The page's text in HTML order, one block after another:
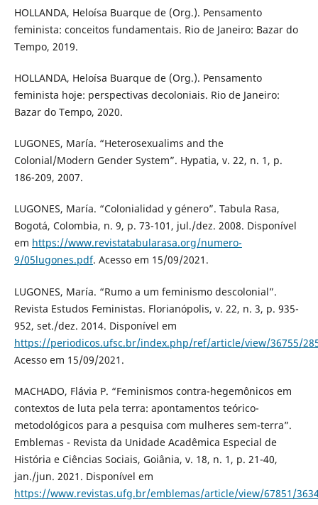
HOLLANDA, Heloísa Buarque de (Org.). Pensamento
feminista: conceitos fundamentais. Rio de Janeiro: Bazar do
Tempo, 2019.
HOLLANDA, Heloísa Buarque de (Org.). Pensamento
feminista hoje: perspectivas decoloniais. Rio de Janeiro:
Bazar do Tempo, 2020.
LUGONES, María. “Heterosexualims and the
Colonial/Modern Gender System”. Hypatia, v. 22, n. 1, p.
186-209, 2007.
LUGONES, María. “Colonialidad y género”. Tabula Rasa,
Bogotá, Colombia, n. 9, p. 73-101, jul./dez. 2008. Disponível
em https://www.revistatabularasa.org/numero-
9/05lugones.pdf. Acesso em 15/09/2021.
LUGONES, María. “Rumo a um feminismo descolonial”.
Revista Estudos Feministas. Florianópolis, v. 22, n. 3, p. 935-
952, set./dez. 2014. Disponível em
https://periodicos.ufsc.br/index.php/ref/article/view/36755/
Acesso em 15/09/2021.
MACHADO, Flávia P. “Feminismos contra-hegemônicos em
contextos de luta pela terra: apontamentos teórico-
metodológicos para a pesquisa com mulheres sem-terra”.
Emblemas - Revista da Unidade Acadêmica Especial de
História e Ciências Sociais, Goiânia, v. 18, n. 1, p. 21-40,
jan./jun. 2021. Disponível em
https://www.revistas.ufg.br/emblemas/article/view/67851/